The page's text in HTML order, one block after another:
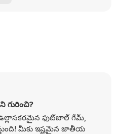
గురించి?
ఉల్లాసకరమైన ఫుట్‌బాల్ గేమ్,
మీకు ఇష్టమైన జాతీయ